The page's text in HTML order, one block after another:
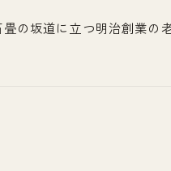
の坂道に立つ明治創業の